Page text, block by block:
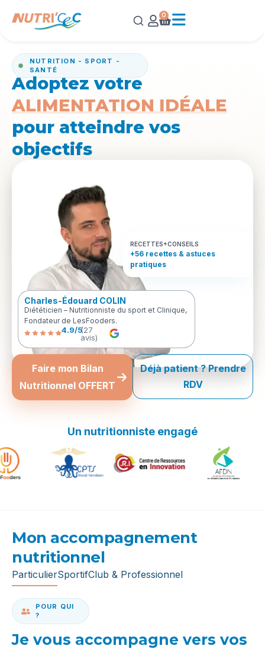
0
NUTRITION - SPORT -
SANTÉ
Adoptez votre
ALIMENTATION IDÉALE
pour atteindre vos
objectifs
RECETTES+CONSEILS
+56 recettes & astuces
pratiques
Charles-Édouard COLIN
Diététicien – Nutritionniste du sport et Clinique,
Fondateur de LesFooders.
4.9/5(27
avis)
Faire mon Bilan
Nutritionnel OFFERT
Déjà patient ? Prendre
RDV
Un nutritionniste engagé
Mon accompagnement
nutritionnel
ParticulierSportifClub & Professionnel
POUR QUI
?
Je vous accompagne vers vos